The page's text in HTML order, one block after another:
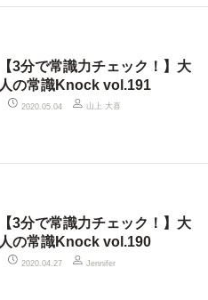
【3分で常識力チェック！】大
人の常識Knock vol.191
2020.05.04 山上 大喜
【3分で常識力チェック！】大
人の常識Knock vol.190
2020.04.27 Jennifer